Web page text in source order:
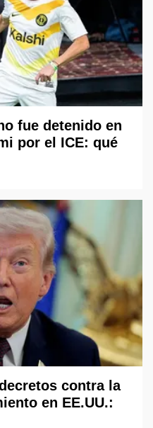
fue detenido en
por el ICE: qué
contra la
en EE.UU.: